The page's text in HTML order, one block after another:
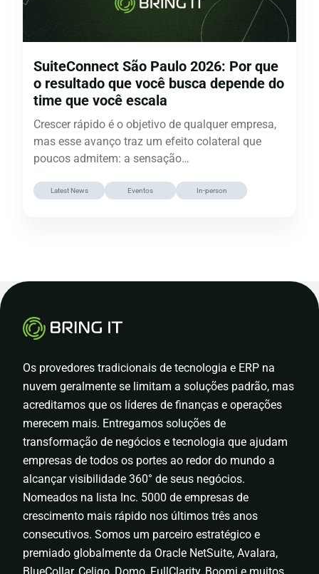
SuiteConnect São Paulo 2026: Por que
o resultado que você busca depende do
time que você escala
Crescer rápido é o objetivo de qualquer empresa,
mas esse avanço traz um efeito colateral que
poucos admitem: a sensação…
Latest News Eventos In-person
Os provedores tradicionais de tecnologia e ERP na
nuvem geralmente se limitam a soluções padrão, mas
acreditamos que os líderes de finanças e operações
merecem mais. Entregamos soluções de
transformação de negócios e tecnologia que ajudam
empresas de todos os portes ao redor do mundo a
alcançar visibilidade 360° de seus negócios.
Nomeados na lista Inc. 5000 de empresas de
crescimento mais rápido nos últimos três anos
consecutivos. Somos um parceiro estratégico e
premiado globalmente da Oracle NetSuite, Avalara,
BlueCollar, Celigo, Domo, FullClarity, Boomi e muitos